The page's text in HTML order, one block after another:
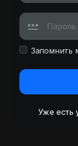
Запомнить
Уже есть